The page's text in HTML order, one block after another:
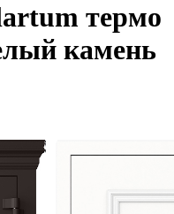
термо
камень